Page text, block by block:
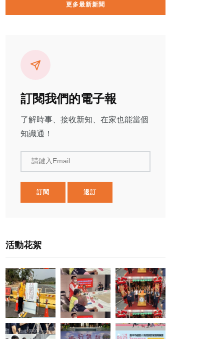
更多最新新聞
訂閱我們的電子報
了解時事、接收新知、在家也能當個
知識通！
請鍵入Email
訂閱 退訂
活動花絮